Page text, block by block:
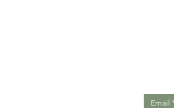
Email